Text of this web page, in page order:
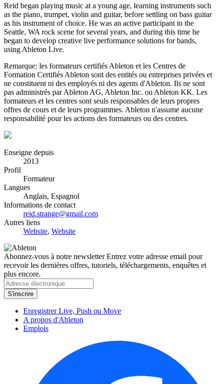
Reid began playing music at a young age, learning instruments such
as the piano, trumpet, violin and guitar, before settling on bass guitar
as his instrument of choice. He was an active participant in the
Seattle, WA rock scene for several years, and during this time he
began to develop creative live performance solutions for bands,
using Ableton Live.
Remarque: les formateurs certifiés Ableton et les Centres de
Formation Certifiés Ableton sont des entités ou entreprises privées et
ne constituent ni des employés ni des agents d'Ableton. Ils ne sont
pas administrés par Ableton AG, Ableton Inc. ou Ableton KK. Les
formateurs et les centres sont seuls responsables de leurs propres
offres de cours et de leurs programmes. Ableton n'assume aucune
responsabilité pour les actions des formateurs ou des centres.
Enseigne depuis
2013
Profil
Formateur
Langues
Anglais, Espagnol
Informations de contact
reid.strange@gmail.com
Autres liens
Website, Website
Abonnez-vous à notre newsletterEntrez votre adresse email pour
recevoir les dernières offres, tutoriels, téléchargements, enquêtes et
plus encore.
Enregistrer Live, Push ou Move
A propos d'Ableton
Emplois